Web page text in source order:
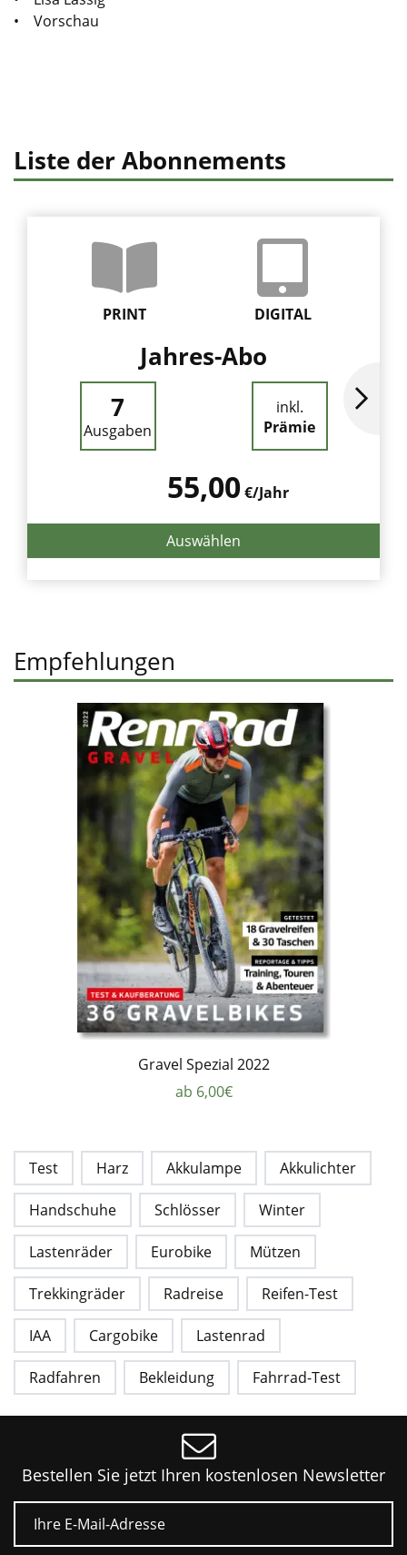
• Vorschau
Liste der Abonnements
PRINT DIGITAL
Jahres-Abo
7
Ausgaben
inkl.
Prämie
55,00€/Jahr
Auswählen
Empfehlungen
Gravel Spezial 2022
ab 6,00€
Test Harz Akkulampe Akkulichter
Handschuhe Schlösser Winter
Lastenräder Eurobike Mützen
Trekkingräder Radreise Reifen-Test
IAA Cargobike Lastenrad
Radfahren Bekleidung Fahrrad-Test
Bestellen Sie jetzt Ihren kostenlosen Newsletter
E-Mail